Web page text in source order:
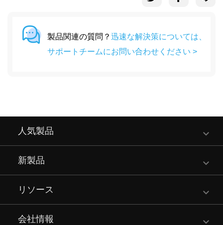
製品関連の質問？ 迅速な解決策については、
サポートチームにお問い合わせください >
人気製品
新製品
リソース
会社情報